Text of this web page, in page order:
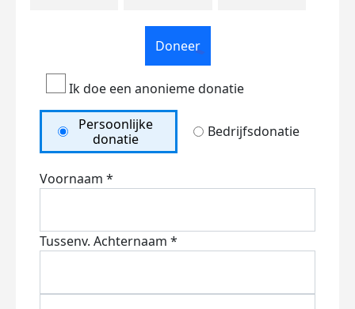
Doneer
Ik doe een anonieme donatie
Persoonlijke
donatie
Bedrijfsdonatie
Voornaam *
Tussenv. Achternaam *